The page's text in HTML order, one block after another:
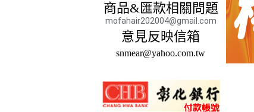
商品&匯款相關問題
mofahair202004@gmail.com
意見反映信箱
snmear@yahoo.com.tw